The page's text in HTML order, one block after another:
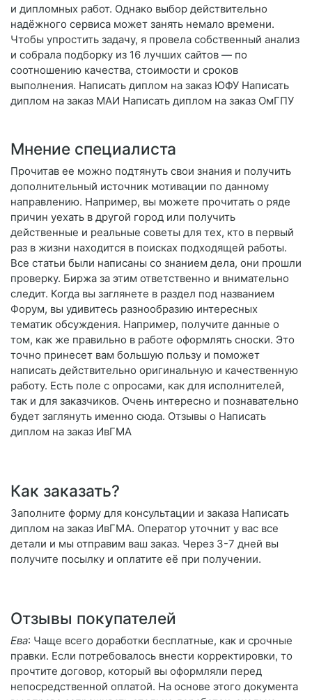
и дипломных работ. Однако выбор действительно
надёжного сервиса может занять немало времени.
Чтобы упростить задачу, я провела собственный анализ
и собрала подборку из 16 лучших сайтов — по
соотношению качества, стоимости и сроков
выполнения. Написать диплом на заказ ЮФУ Написать
диплом на заказ МАИ Написать диплом на заказ ОмГПУ
Мнение специалиста
Прочитав ее можно подтянуть свои знания и получить
дополнительный источник мотивации по данному
направлению. Например, вы можете прочитать о ряде
причин уехать в другой город или получить
действенные и реальные советы для тех, кто в первый
раз в жизни находится в поисках подходящей работы.
Все статьи были написаны со знанием дела, они прошли
проверку. Биржа за этим ответственно и внимательно
следит. Когда вы заглянете в раздел под названием
Форум, вы удивитесь разнообразию интересных
тематик обсуждения. Например, получите данные о
том, как же правильно в работе оформлять сноски. Это
точно принесет вам большую пользу и поможет
написать действительно оригинальную и качественную
работу. Есть поле с опросами, как для исполнителей,
так и для заказчиков. Очень интересно и познавательно
будет заглянуть именно сюда. Отзывы о Написать
диплом на заказ ИвГМА
Как заказать?
Заполните форму для консультации и заказа Написать
диплом на заказ ИвГМА. Оператор уточнит у вас все
детали и мы отправим ваш заказ. Через 3-7 дней вы
получите посылку и оплатите её при получении.
Отзывы покупателей
Ева: Чаще всего доработки бесплатные, как и срочные
правки. Если потребовалось внести корректировки, то
прочтите договор, который вы оформляли перед
непосредственной оплатой. На основе этого документа